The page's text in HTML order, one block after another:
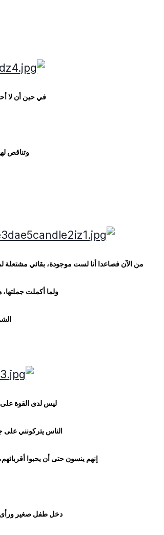
في حين أن لا
وتناقص
من الآن فصاعدا أنا لست موجودة، بقائي
ولما أكملت
ليس لدى القوة على
الناس يتركونني على
إنهم ينسون حتى أن يحبوا
دخل طفل صغير ورأى